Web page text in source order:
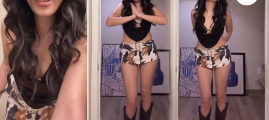
TV VE SİNEMA
BASKETBOL
SAĞLIK
GENEL